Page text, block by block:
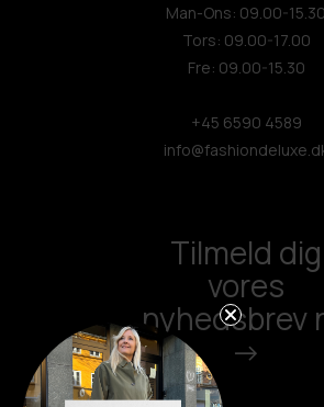
Man-Ons: 09.00-15.30
Tors: 09.00-17.00
Fre: 09.00-15.30
+45 6590 4589
Tilmeld dig
vores
nyhedsbrev
->